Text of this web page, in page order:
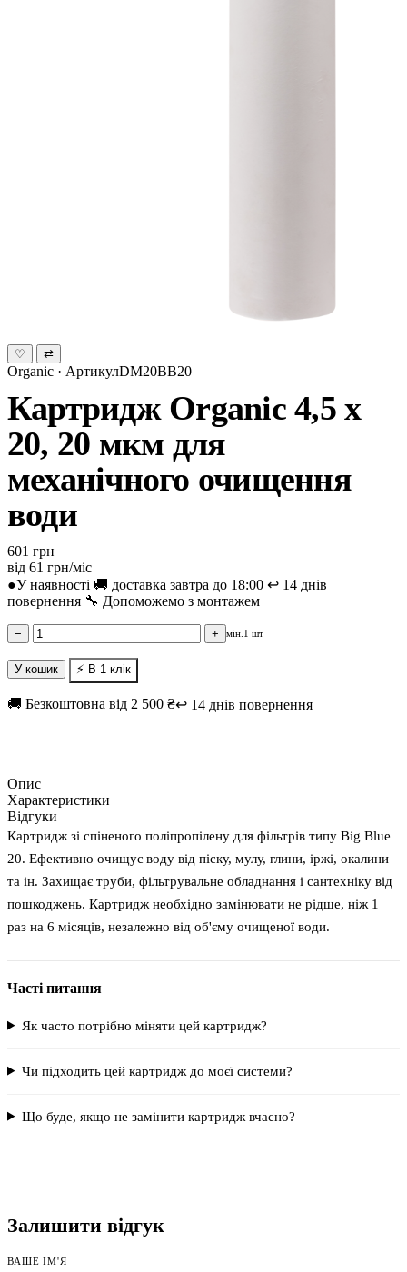
♡ ⇄
Organic · АртикулDM20ВВ20
Картридж Organic 4,5 х
20, 20 мкм для
механічного очищення
води
601 грн
від 61 грн/міс
●У наявності 🚚 доставка завтра до 18:00 ↩️ 14 днів
повернення 🔧 Допоможемо з монтажем
− + мін.1 шт
У кошик ⚡ В 1 клік
🚚 Безкоштовна від 2 500 ₴↩️ 14 днів повернення
Опис
Характеристики
Відгуки
Картридж зі спіненого поліпропілену для фільтрів типу Big Blue
20. Ефективно очищує воду від піску, мулу, глини, іржі, окалини
та ін. Захищає труби, фільтрувальне обладнання і сантехніку від
пошкоджень. Картридж необхідно замінювати не рідше, ніж 1
раз на 6 місяців, незалежно від об'єму очищеної води.
Часті питання
Як часто потрібно міняти цей картридж?
Чи підходить цей картридж до моєї системи?
Що буде, якщо не замінити картридж вчасно?
Залишити відгук
ВАШЕ ІМ'Я